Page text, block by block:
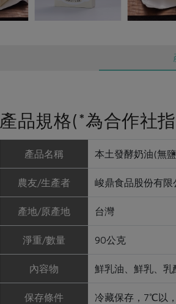
產品規格(*為合作社
產品名稱 本土發酵奶油(無
農友/生產者 峻鼎食品股份有限
產地/原產地 台灣
淨重/數量 90公克
內容物 鮮乳油、鮮乳、乳
保存條件 冷藏保存，7℃以